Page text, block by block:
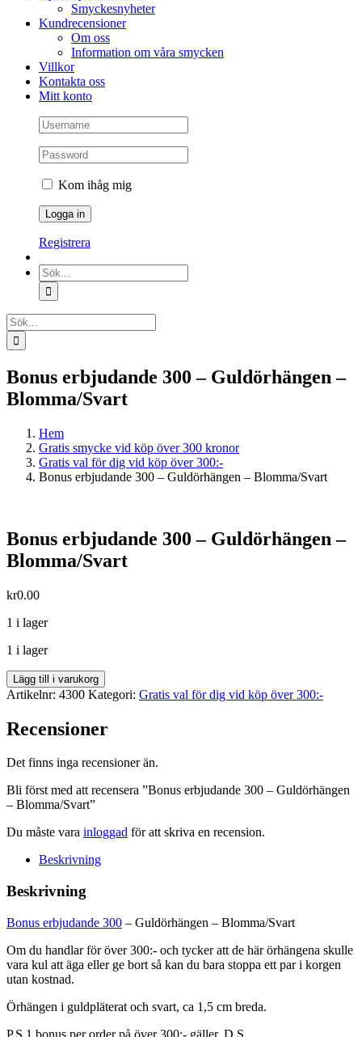
Smyckesnyheter
Kundrecensioner
Om oss
Information om våra smycken
Villkor
Kontakta oss
Mitt konto
Kom ihåg mig
Registrera
Sök
efter:
Sök
efter:
Bonus erbjudande 300 – Guldörhängen –
Blomma/Svart
Hem
Gratis smycke vid köp över 300 kronor
Gratis val för dig vid köp över 300:-
Bonus erbjudande 300 – Guldörhängen – Blomma/Svart
Bonus erbjudande 300 – Guldörhängen –
Blomma/Svart
kr0.00
1 i lager
1 i lager
Bonus
erbjudande
-
Guldörhängen
Blomma/Svart
Lägg till i varukorg
Artikelnr: 4300 Kategori: Gratis val för dig vid köp över 300:-
Recensioner
Det finns inga recensioner än.
Bli först med att recensera ”Bonus erbjudande 300 – Guldörhängen
– Blomma/Svart”
Du måste vara inloggad för att skriva en recension.
Beskrivning
Beskrivning
Bonus erbjudande 300 – Guldörhängen – Blomma/Svart
Om du handlar för över 300:- och tycker att de här örhängena skulle
vara kul att äga eller ge bort så kan du bara stoppa ett par i korgen
utan kostnad.
Örhängen i guldpläterat och svart, ca 1,5 cm breda.
P.S 1 bonus per order på över 300:- gäller. D.S